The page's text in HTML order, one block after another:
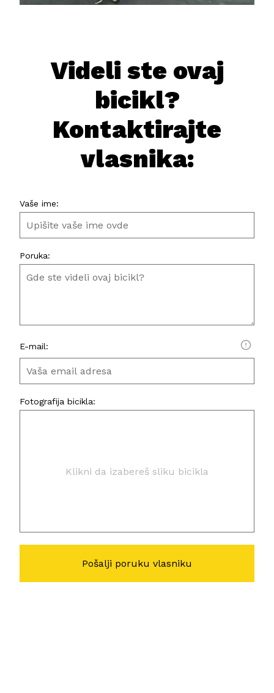
Videli ste ovaj
bicikl?
Kontaktirajte
vlasnika:
Vaše ime:
Poruka:
E-mail:
Fotografija bicikla:
Klikni da izabereš sliku bicikla